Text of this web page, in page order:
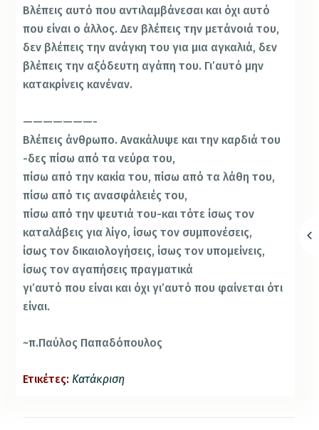
Βλέπεις αυτό που αντιλαμβάνεσαι και όχι αυτό
που είναι ο άλλος. Δεν βλέπεις την μετάνοιά του,
δεν βλέπεις την ανάγκη του για μια αγκαλιά, δεν
βλέπεις την αξόδευτη αγάπη του. Γι’αυτό μην
κατακρίνεις κανέναν.
———————-
Βλέπεις άνθρωπο. Ανακάλυψε και την καρδιά του
-δες πίσω από τα νεύρα του,
πίσω από την κακία του, πίσω από τα λάθη του,
πίσω από τις ανασφάλειές του,
πίσω από την ψευτιά του-και τότε ίσως τον
καταλάβεις για λίγο, ίσως τον συμπονέσεις,
ίσως τον δικαιολογήσεις, ίσως τον υπομείνεις,
ίσως τον αγαπήσεις πραγματικά
γι’αυτό που είναι και όχι γι’αυτό που φαίνεται ότι
είναι.
~π.Παύλος Παπαδόπουλος
Ετικέτες: Κατάκριση